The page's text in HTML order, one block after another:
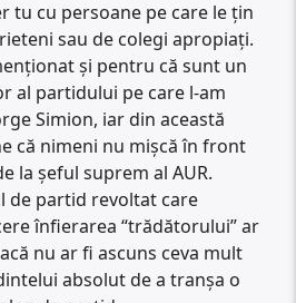
tu cu persoane pe care le țin
sau de colegi apropiați.
și pentru că sunt un
al partidului pe care l-am
Simion, iar din această
că nimeni nu mișcă în front
la șeful suprem al AUR.
de partid revoltat care
înfierarea “trădătorului” ar
nu ar fi ascuns ceva mult
absolut de a tranșa o